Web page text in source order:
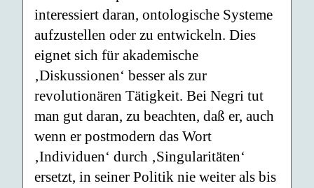
interessiert daran, ontologische Systeme
aufzustellen oder zu entwickeln. Dies
eignet sich für akademische
‚Diskussionen‘ besser als zur
revolutionären Tätigkeit. Bei Negri tut
man gut daran, zu beachten, daß er, auch
wenn er postmodern das Wort
‚Individuen‘ durch ‚Singularitäten‘
ersetzt, in seiner Politik nie weiter als bis